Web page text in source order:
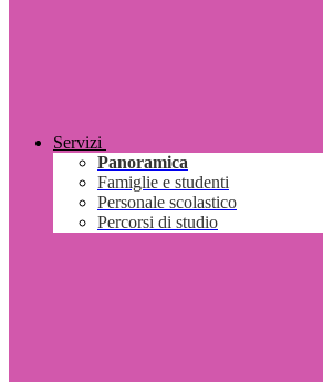
Servizi
Panoramica
Famiglie e studenti
Personale scolastico
Percorsi di studio